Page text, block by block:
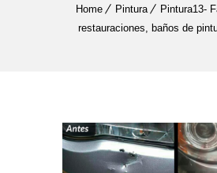
Home Pintura
Pintura13-
restauraciones, baños de